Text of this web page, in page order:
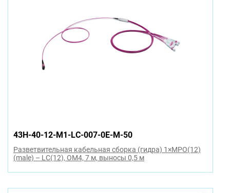
43H-40-12-M1-LC-007-0E-M-50
Разветвительная кабельная сборка (гидра) 1×MPO(12)
(male) – LC(12), OM4, 7 м, выносы 0,5 м